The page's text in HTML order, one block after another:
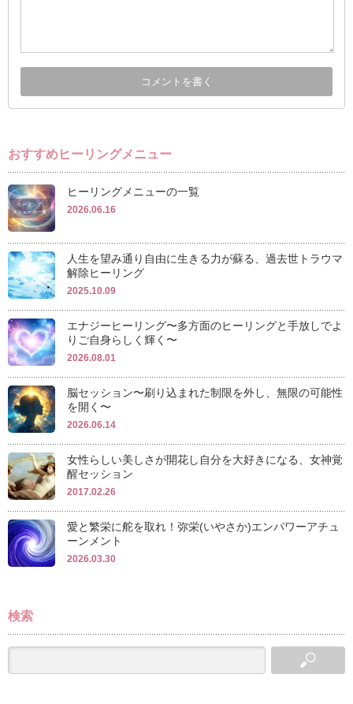
おすすめヒーリングメニュー
ヒーリングメニューの一覧
2026.06.16
人生を望み通り自由に生きる力が蘇る、過去世トラウマ
解除ヒーリング
2025.10.09
エナジーヒーリング〜多方面のヒーリングと手放しでよ
りご自身らしく輝く〜
2026.08.01
脳セッション〜刷り込まれた制限を外し、無限の可能性
を開く〜
2026.06.14
女性らしい美しさが開花し自分を大好きになる、女神覚
醒セッション
2017.02.26
愛と繁栄に舵を取れ！弥栄(いやさか)エンパワーアチュ
ーンメント
2026.03.30
検索